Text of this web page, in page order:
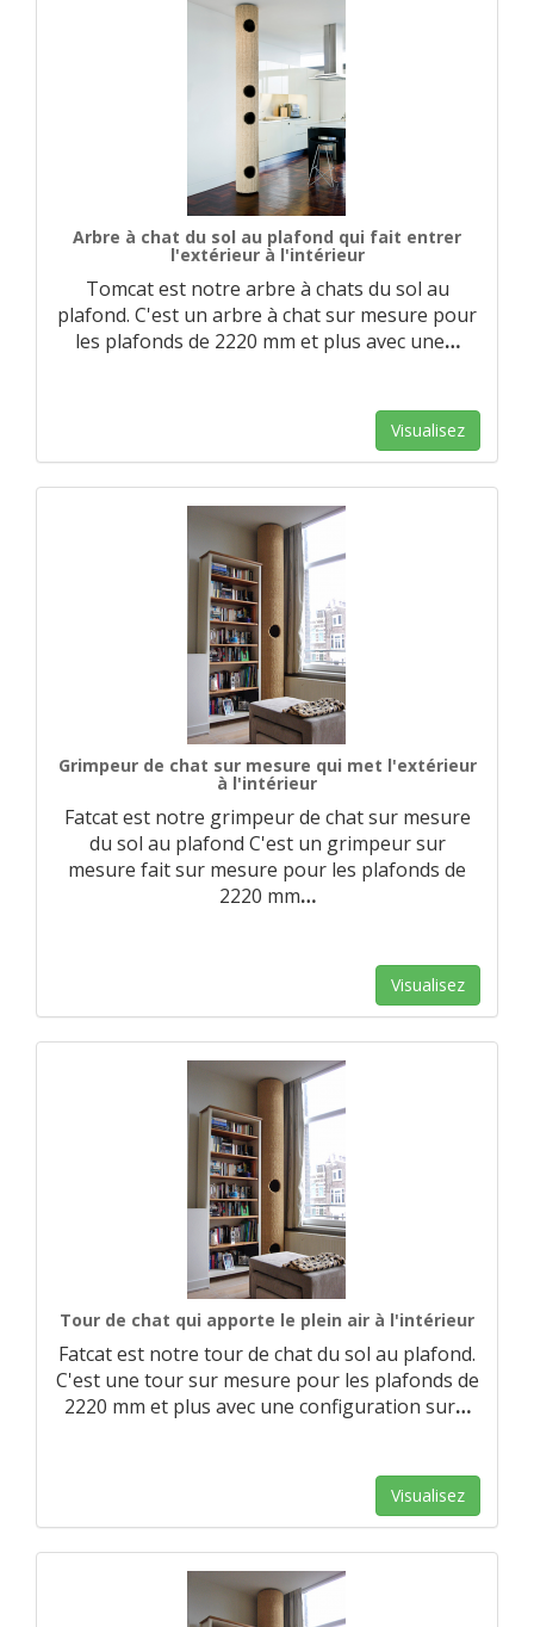
Arbre à chat du sol au plafond qui fait entrer
l'extérieur à l'intérieur
Tomcat est notre arbre à chats du sol au
plafond. C'est un arbre à chat sur mesure pour
les plafonds de 2220 mm et plus avec une…
Visualisez
Grimpeur de chat sur mesure qui met l'extérieur
à l'intérieur
Fatcat est notre grimpeur de chat sur mesure
du sol au plafond C'est un grimpeur sur
mesure fait sur mesure pour les plafonds de
2220 mm…
Visualisez
Tour de chat qui apporte le plein air à l'intérieur
Fatcat est notre tour de chat du sol au plafond.
C'est une tour sur mesure pour les plafonds de
2220 mm et plus avec une configuration sur…
Visualisez